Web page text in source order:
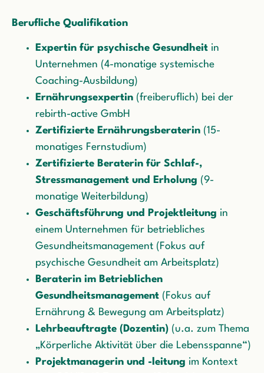
Berufliche Qualifikation
Expertin für psychische Gesundheit in
Unternehmen (4-monatige systemische
Coaching-Ausbildung)
Ernährungsexpertin (freiberuflich) bei der
rebirth-active GmbH
Zertifizierte Ernährungsberaterin (15-
monatiges Fernstudium)
Zertifizierte Beraterin für Schlaf-,
Stressmanagement und Erholung (9-
monatige Weiterbildung)
Geschäftsführung und Projektleitung in
einem Unternehmen für betriebliches
Gesundheitsmanagement (Fokus auf
psychische Gesundheit am Arbeitsplatz)
Beraterin im Betrieblichen
Gesundheitsmanagement (Fokus auf
Ernährung & Bewegung am Arbeitsplatz)
Lehrbeauftragte (Dozentin) (u.a. zum Thema
„Körperliche Aktivität über die Lebensspanne“)
Projektmanagerin und -leitung im Kontext